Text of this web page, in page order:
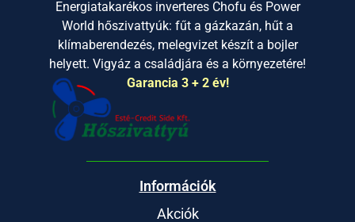
Energiatakarékos inverteres Chofu és Power
World hőszivattyúk: fűt a gázkazán, hűt a
klímaberendezés, melegvizet készít a bojler
helyett. Vigyáz a családjára és a környezetére!
Garancia 3 + 2 év!
Információk
Akciók